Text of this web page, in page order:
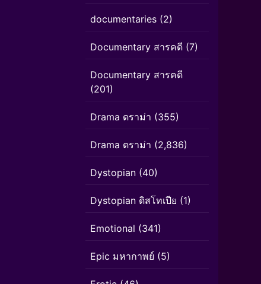
documentaries (2)
Documentary สารคดี (7)
Documentary สารคดี
(201)
Drama ดราม่า (355)
Drama ดราม่า (2,836)
Dystopian (40)
Dystopian ดิสโทเปีย (1)
Emotional (341)
Epic มหากาพย์ (5)